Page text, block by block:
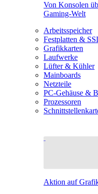
Von Konsolen
Gaming-Welt
Arbeitsspeicher
Festplatten &
Grafikkarten
Laufwerke
Lüfter & Kühler
Mainboards
Netzteile
PC-Gehäuse &
Prozessoren
Aktion auf